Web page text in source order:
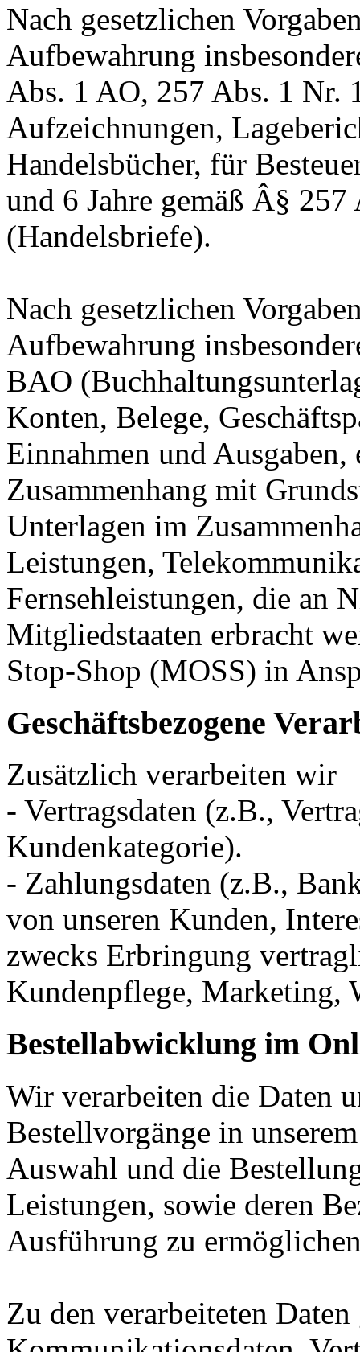
Nach gesetzlichen
Aufbewahrung
Abs. 1 AO, 257 Abs. 1 Nr.
Aufzeichnungen,
Handelsbücher, für
und 6 Jahre gemäß Â§
(Handelsbriefe).
Nach gesetzlichen
Aufbewahrung
BAO
Konten, Belege,
Einnahmen und
Zusammenhang mit
Unterlagen im
Leistungen,
Fernsehleistungen, die an
Mitgliedstaaten erbracht
Stop-Shop (MOSS) in
Geschäftsbezogene
Zusätzlich verarbeiten wir
- Vertragsdaten (z.B.,
Kundenkategorie).
- Zahlungsdaten (z.B.,
von unseren Kunden,
zwecks Erbringung
Kundenpflege, Marketing,
Bestellabwicklung im
Wir verarbeiten die Daten
Bestellvorgänge in
Auswahl und die
Leistungen, sowie deren
Ausführung zu
Zu den verarbeiteten